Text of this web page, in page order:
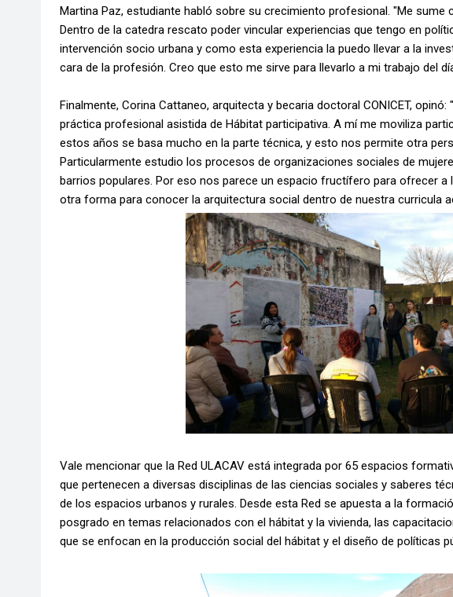
Martina Paz, estudiante habló sobre su crecimiento profesional. "Me
Dentro de la catedra rescato poder vincular experiencias que tengo en
intervención socio urbana y como esta experiencia la puedo llevar a la
cara de la profesión. Creo que esto me sirve para llevarlo a mi trabajo del
Finalmente, Corina Cattaneo, arquitecta y becaria doctoral CONICET,
práctica profesional asistida de Hábitat participativa. A mí me moviliza
estos años se basa mucho en la parte técnica, y esto nos permite otra
Particularmente estudio los procesos de organizaciones sociales de
barrios populares. Por eso nos parece un espacio fructífero para ofrecer a
otra forma para conocer la arquitectura social dentro de nuestra curricula
Vale mencionar que la Red ULACAV está integrada por 65 espacios
que pertenecen a diversas disciplinas de las ciencias sociales y saberes
de los espacios urbanos y rurales. Desde esta Red se apuesta a la
posgrado en temas relacionados con el hábitat y la vivienda, las
que se enfocan en la producción social del hábitat y el diseño de políticas